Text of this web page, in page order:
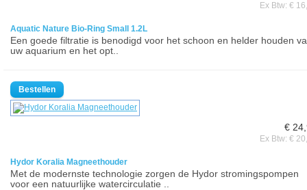
Ex Btw: €
Aquatic Nature Bio-Ring Small 1.2L
Een goede filtratie is benodigd voor het schoon en helder houden
uw aquarium en het opt..
€
Ex Btw: €
Hydor Koralia Magneethouder
Met de modernste technologie zorgen de Hydor stromingspompen
voor een natuurlijke watercirculatie ..